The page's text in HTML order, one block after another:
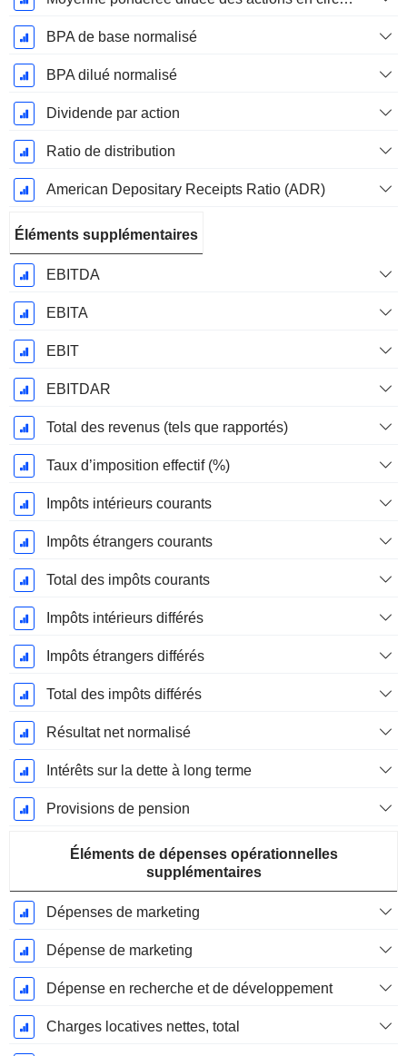
BPA de base normalisé
BPA dilué normalisé
Dividende par action
Ratio de distribution
American Depositary Receipts Ratio (ADR)
Éléments supplémentaires
EBITDA
EBITA
EBIT
EBITDAR
Total des revenus (tels que rapportés)
Taux d’imposition effectif (%)
Impôts intérieurs courants
Impôts étrangers courants
Total des impôts courants
Impôts intérieurs différés
Impôts étrangers différés
Total des impôts différés
Résultat net normalisé
Intérêts sur la dette à long terme
Provisions de pension
Éléments de dépenses opérationnelles
supplémentaires
Dépenses de marketing
Dépense de marketing
Dépense en recherche et de développement
Charges locatives nettes, total